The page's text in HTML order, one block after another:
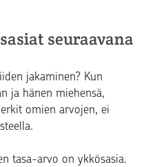
seuraavana
jakaminen? Kun
ja hänen miehensä,
omien arvojen, ei
tasa-arvo on ykkösasia.